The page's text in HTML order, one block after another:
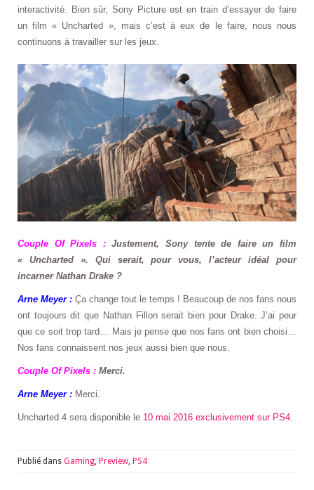
interactivité. Bien sûr, Sony Picture est en train d’essayer de faire
un film « Uncharted », mais c’est à eux de le faire, nous nous
continuons à travailler sur les jeux.
Couple Of Pixels :Justement, Sony tente de faire un film
« Uncharted ». Qui serait, pour vous, l’acteur idéal pour
incarner Nathan Drake ?
Arne Meyer : Ça change tout le temps ! Beaucoup de nos fans nous
ont toujours dit que Nathan Fillon serait bien pour Drake. J’ai peur
que ce soit trop tard… Mais je pense que nos fans ont bien choisi…
Nos fans connaissent nos jeux aussi bien que nous.
Couple Of Pixels : Merci.
Arne Meyer : Merci.
Uncharted 4 sera disponible le 10 mai 2016 exclusivement sur PS4
Publié dans Gaming Preview PS4